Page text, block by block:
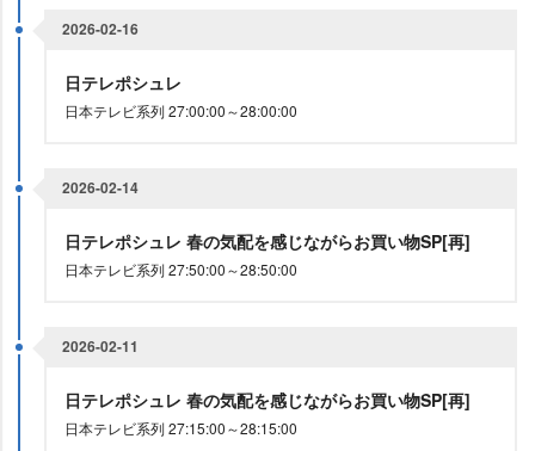
2026-02-16
日テレポシュレ
日本テレビ系列 27:00:00～28:00:00
2026-02-14
日テレポシュレ 春の気配を感じながらお買い物SP[再]
日本テレビ系列 27:50:00～28:50:00
2026-02-11
日テレポシュレ 春の気配を感じながらお買い物SP[再]
日本テレビ系列 27:15:00～28:15:00